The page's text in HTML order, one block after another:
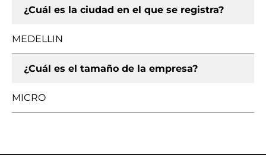
¿Cuál es la ciudad en el que se registra?
MEDELLIN
¿Cuál es el tamaño de la empresa?
MICRO